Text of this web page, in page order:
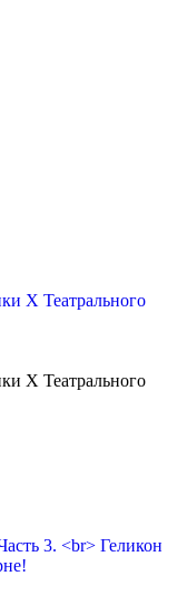
X Театрального
X Театрального
3. <br> Геликон